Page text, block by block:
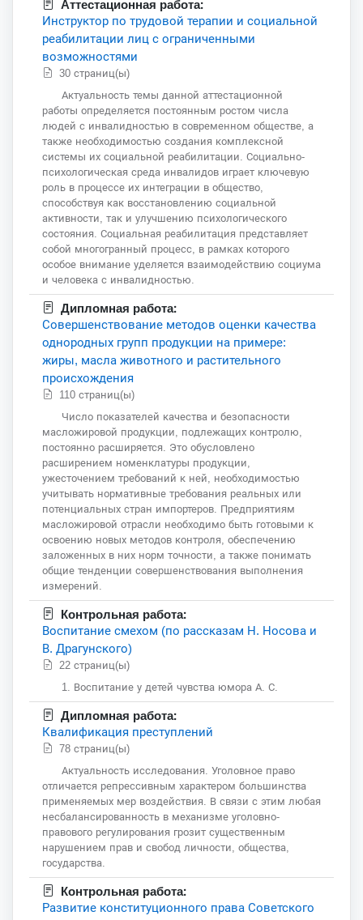
Аттестационная работа:
Инструктор по трудовой терапии и социальной
реабилитации лиц с ограниченными
возможностями
30 страниц(ы)
Актуальность темы данной аттестационной
работы определяется постоянным ростом числа
людей с инвалидностью в современном обществе, а
также необходимостью создания комплексной
системы их социальной реабилитации. Социально-
психологическая среда инвалидов играет ключевую
роль в процессе их интеграции в общество,
способствуя как восстановлению социальной
активности, так и улучшению психологического
состояния. Социальная реабилитация представляет
собой многогранный процесс, в рамках которого
особое внимание уделяется взаимодействию социума
и человека с инвалидностью.
Дипломная работа:
Совершенствование методов оценки качества
однородных групп продукции на примере:
жиры, масла животного и растительного
происхождения
110 страниц(ы)
Число показателей качества и безопасности
масложировой продукции, подлежащих контролю,
постоянно расширяется. Это обусловлено
расширением номенклатуры продукции,
ужесточением требований к ней, необходимостью
учитывать нормативные требования реальных или
потенциальных стран импортеров. Предприятиям
масложировой отрасли необходимо быть готовыми к
освоению новых методов контроля, обеспечению
заложенных в них норм точности, а также понимать
общие тенденции совершенствования выполнения
измерений.
Контрольная работа:
Воспитание смехом (по рассказам Н. Носова и
В. Драгунского)
22 страниц(ы)
1. Воспитание у детей чувства юмора А. С.
Дипломная работа:
Квалификация преступлений
78 страниц(ы)
Актуальность исследования. Уголовное право
отличается репрессивным характером большинства
применяемых мер воздействия. В связи с этим любая
несбалансированность в механизме уголовно-
правового регулирования грозит существенным
нарушением прав и свобод личности, общества,
государства.
Контрольная работа:
Развитие конституционного права Советского